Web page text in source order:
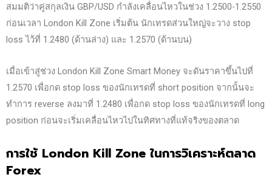
สมมติว่าคู่สกุลเงิน GBP/USD กำลังเคลื่อนไหวในช่วง 1.2500-1.2550
ก่อนเวลา London Kill Zone เริ่มต้น นักเทรดส่วนใหญ่จะวาง stop
loss ไว้ที่ 1.2480 (ด้านล่าง) และ 1.2570 (ด้านบน)
เมื่อเข้าสู่ช่วง London Kill Zone Smart Money จะดันราคาขึ้นไปที่
1.2570 เพื่อกด stop loss ของนักเทรดที่ short position จากนั้นจะ
ทำการ reverse ลงมาที่ 1.2480 เพื่อกด stop loss ของนักเทรดที่ long
position ก่อนจะเริ่มเคลื่อนไหวไปในทิศทางที่แท้จริงของตลาด
การใช้ London Kill Zone ในการวิเคราะห์ตลาด
Forex